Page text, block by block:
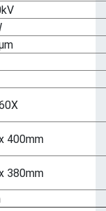
400mm
380mm